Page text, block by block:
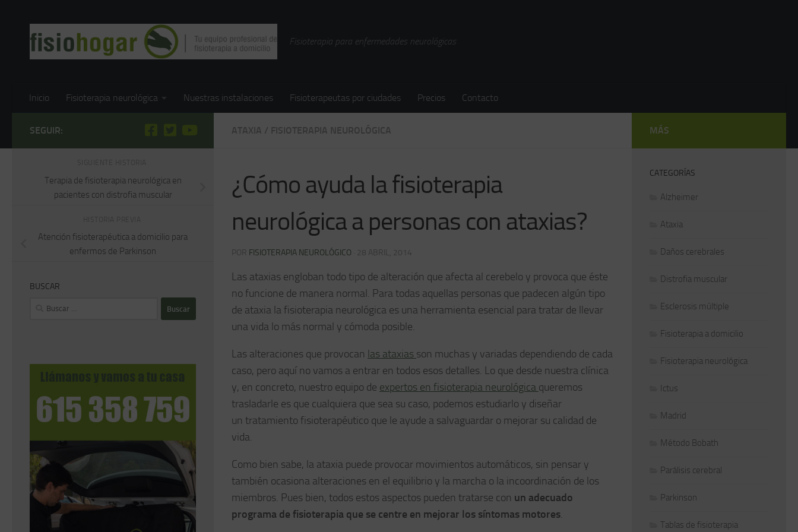
Fisioterapia para enfermedades neurológicas
Inicio Fisioterapia neurológica Nuestras instalaciones Fisioterapeutas por ciudades Precios Contacto
ATAXIA / FISIOTERAPIA NEUROLÓGICA
¿Cómo ayuda la fisioterapia
neurológica a personas con ataxias?
POR FISIOTERAPIA NEUROLÓGICO · 28 ABRIL, 2014
Las ataxias engloban todo tipo de alteración que afecta al cerebelo y provoca que éste
no funcione de manera normal. Para todas aquellas personas que padecen algún tipo
de ataxia la fisioterapia neurológica es una herramienta esencial para tratar de llevar
una vida lo más normal y cómoda posible.
Las alteraciones que provocan las ataxias son muchas y variadas dependiendo de cada
caso, pero aquí no vamos a entrar en todos esos detalles. Lo que desde nuestra clínica
y, en concreto, nuestro equipo de expertos en fisioterapia neurológica queremos
trasladarle es que cualquiera que sea su caso, podemos estudiarlo y diseñar
un tratamiento fisioterapéutico que le ayude a salvaguardar o mejorar su calidad de
vida.
Como bien sabe, la ataxia puede provocar movimientos automáticos, sin pensar y
también ocasiona alteraciones en el equilibrio y la marcha o la incoordinación de los
miembros. Pues bien, todos estos aspectos pueden tratarse con un adecuado
programa de fisioterapia que se centre en mejorar los síntomas motores.
SEGUIR:
Terapia de fisioterapia neurológica en
pacientes con distrofia muscular
Atención fisioterapéutica a domicilio para
enfermos de Parkinson
BUSCAR
Buscar:
MÁS
CATEGORÍAS
Alzheimer
Ataxia
Daños cerebrales
Distrofia muscular
Esclerosis múltiple
Fisioterapia a domicilio
Fisioterapia neurológica
Ictus
Madrid
Método Bobath
Parálisis cerebral
Parkinson
Tablas de fisioterapia